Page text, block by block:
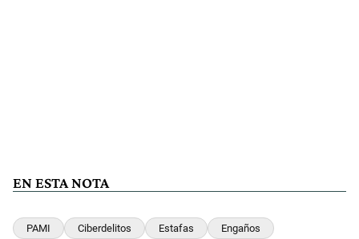
EN ESTA NOTA
PAMI Ciberdelitos Estafas Engaños